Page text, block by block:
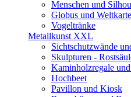
Menschen und
Globus und
Vogeltränke
Metallkunst XXL
Sichtschutzwände
Skulpturen -
Kaminholzregale
Hochbeet
Pavillon und Kiosk